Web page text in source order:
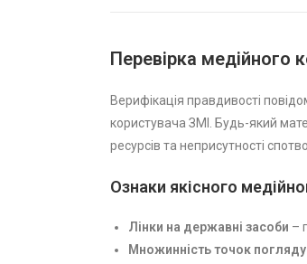
Перевірка медійного
Верифікація правдивості
користувача ЗМІ. Будь-який
ресурсів та неприсутності
Ознаки якісного
Лінки на державні засоби –
Множинність точок погляду